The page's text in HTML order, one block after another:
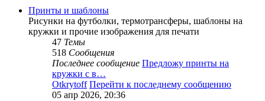
Принты и шаблоны
Рисунки на футболки, термотрансферы, шаблоны на
кружки и прочие изображения для печати
47 Темы
518 Сообщения
Последнее сообщение Предложу принты на
кружки с в…
Otkrytoff Перейти к последнему сообщению
05 апр 2026, 20:36